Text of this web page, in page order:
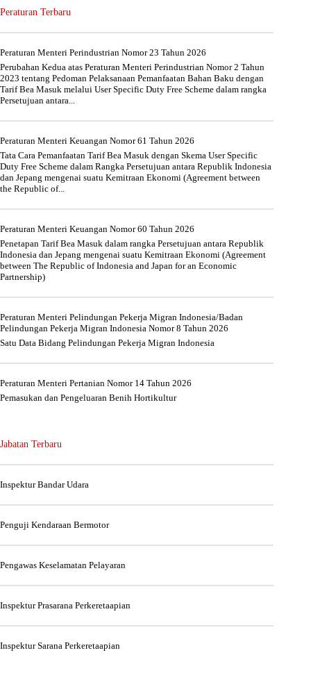
Peraturan Terbaru
Peraturan Menteri Perindustrian Nomor 23 Tahun 2026
Perubahan Kedua atas Peraturan Menteri Perindustrian Nomor 2 Tahun
2023 tentang Pedoman Pelaksanaan Pemanfaatan Bahan Baku dengan
Tarif Bea Masuk melalui User Specific Duty Free Scheme dalam rangka
Persetujuan antara...
Peraturan Menteri Keuangan Nomor 61 Tahun 2026
Tata Cara Pemanfaatan Tarif Bea Masuk dengan Skema User Specific
Duty Free Scheme dalam Rangka Persetujuan antara Republik Indonesia
dan Jepang mengenai suatu Kemitraan Ekonomi (Agreement between
the Republic of...
Peraturan Menteri Keuangan Nomor 60 Tahun 2026
Penetapan Tarif Bea Masuk dalam rangka Persetujuan antara Republik
Indonesia dan Jepang mengenai suatu Kemitraan Ekonomi (Agreement
between The Republic of Indonesia and Japan for an Economic
Partnership)
Peraturan Menteri Pelindungan Pekerja Migran Indonesia/Badan
Pelindungan Pekerja Migran Indonesia Nomor 8 Tahun 2026
Satu Data Bidang Pelindungan Pekerja Migran Indonesia
Peraturan Menteri Pertanian Nomor 14 Tahun 2026
Pemasukan dan Pengeluaran Benih Hortikultur
Jabatan Terbaru
Inspektur Bandar Udara
Penguji Kendaraan Bermotor
Pengawas Keselamatan Pelayaran
Inspektur Prasarana Perkeretaapian
Inspektur Sarana Perkeretaapian